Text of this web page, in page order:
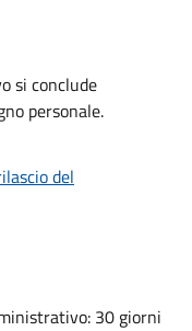
si conclude
personale.
del
30 giorni